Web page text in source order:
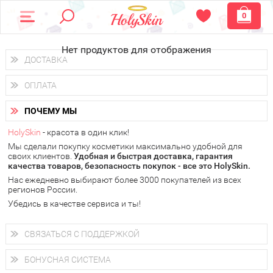
0
Нет продуктов для отображения
ДОСТАВКА
Доставка осуществляетсяпо всем городам России.
Вы можете выбрать доставку курьером, Почтой России или
получить заказ в пунктах выдачи PickPoint или пункте
самовывоза.
В 20 городах России доставка осуществляется ужена
следующий день.
у Вас всегда есть возможность получитьбесплатную
доставку от HolySkin.
подробнее об условиях доставки и оплаты в Вашем городе
ОПЛАТА
Вы можете оплатить свой заказ любым удобным способом:
наличными деньгами (
через интернет-банк (Альфа-банк, Сбербанк) и другими
электронными способами.
ПОЧЕМУ МЫ
HolySkin - красота в один клик!
Мы сделали покупку косметики максимально удобной для
своих клиентов. Удобная и быстрая доставка, гарантия
качества товаров, безопасность покупок - все это HolySkin.
Нас ежедневно выбирают более 3000 покупателей из всех
регионов России.
Убедись в качестве сервиса и ты!
СВЯЗАТЬСЯ С ПОДДЕРЖКОЙ
+7 (800) 707-24-55
Мы будем рады ответить на все Ваши вопросы по работе
магазина, проконсультировать по товарам, рассказать о
БОНУСНАЯ СИСТЕМА